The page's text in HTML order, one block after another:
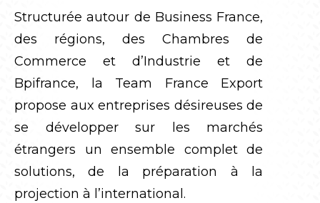
Structurée autour de Business France,
des régions, des Chambres de
Commerce et d’Industrie et de
Bpifrance, la Team France Export
propose aux entreprises désireuses de
se développer sur les marchés
étrangers un ensemble complet de
solutions, de la préparation à la
projection à l’international.